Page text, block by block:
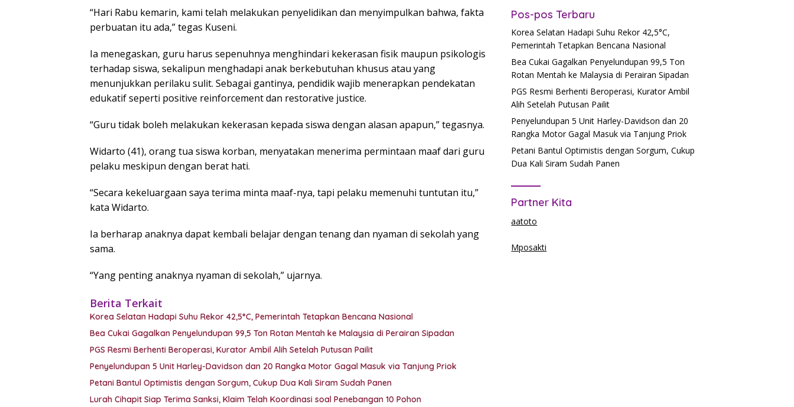
“Hari Rabu kemarin, kami telah melakukan penyelidikan dan menyimpulkan bahwa, fakta
perbuatan itu ada,” tegas Kuseni.
Ia menegaskan, guru harus sepenuhnya menghindari kekerasan fisik maupun psikologis
terhadap siswa, sekalipun menghadapi anak berkebutuhan khusus atau yang
menunjukkan perilaku sulit. Sebagai gantinya, pendidik wajib menerapkan pendekatan
edukatif seperti positive reinforcement dan restorative justice.
“Guru tidak boleh melakukan kekerasan kepada siswa dengan alasan apapun,” tegasnya.
Widarto (41), orang tua siswa korban, menyatakan menerima permintaan maaf dari guru
pelaku meskipun dengan berat hati.
“Secara kekeluargaan saya terima minta maaf-nya, tapi pelaku memenuhi tuntutan itu,”
kata Widarto.
Ia berharap anaknya dapat kembali belajar dengan tenang dan nyaman di sekolah yang
sama.
“Yang penting anaknya nyaman di sekolah,” ujarnya.
Berita Terkait
Korea Selatan Hadapi Suhu Rekor 42,5°C, Pemerintah Tetapkan Bencana Nasional
Bea Cukai Gagalkan Penyelundupan 99,5 Ton Rotan Mentah ke Malaysia di Perairan Sipadan
PGS Resmi Berhenti Beroperasi, Kurator Ambil Alih Setelah Putusan Pailit
Penyelundupan 5 Unit Harley-Davidson dan 20 Rangka Motor Gagal Masuk via Tanjung Priok
Petani Bantul Optimistis dengan Sorgum, Cukup Dua Kali Siram Sudah Panen
Lurah Cihapit Siap Terima Sanksi, Klaim Telah Koordinasi soal Penebangan 10 Pohon
Pos-pos Terbaru
Korea Selatan Hadapi Suhu Rekor 42,5°C,
Pemerintah Tetapkan Bencana Nasional
Bea Cukai Gagalkan Penyelundupan 99,5 Ton
Rotan Mentah ke Malaysia di Perairan Sipadan
PGS Resmi Berhenti Beroperasi, Kurator Ambil
Alih Setelah Putusan Pailit
Penyelundupan 5 Unit Harley-Davidson dan 20
Rangka Motor Gagal Masuk via Tanjung Priok
Petani Bantul Optimistis dengan Sorgum, Cukup
Dua Kali Siram Sudah Panen
Partner Kita
aatoto
Mposakti